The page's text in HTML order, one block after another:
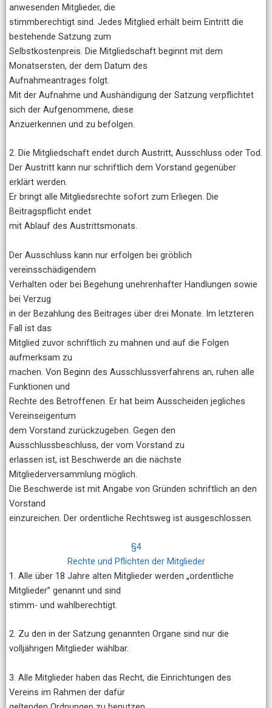
anwesenden Mitglieder, die
stimmberechtigt sind. Jedes Mitglied erhält beim Eintritt die
bestehende Satzung zum
Selbstkostenpreis. Die Mitgliedschaft beginnt mit dem
Monatsersten, der dem Datum des
Aufnahmeantrages folgt.
Mit der Aufnahme und Aushändigung der Satzung verpflichtet
sich der Aufgenommene, diese
Anzuerkennen und zu befolgen.
2. Die Mitgliedschaft endet durch Austritt, Ausschluss oder Tod.
Der Austritt kann nur schriftlich dem Vorstand gegenüber
erklärt werden.
Er bringt alle Mitgliedsrechte sofort zum Erliegen. Die
Beitragspflicht endet
mit Ablauf des Austrittsmonats.
Der Ausschluss kann nur erfolgen bei gröblich
vereinsschädigendem
Verhalten oder bei Begehung unehrenhafter Handlungen sowie
bei Verzug
in der Bezahlung des Beitrages über drei Monate. Im letzteren
Fall ist das
Mitglied zuvor schriftlich zu mahnen und auf die Folgen
aufmerksam zu
machen. Von Beginn des Ausschlussverfahrens an, ruhen alle
Funktionen und
Rechte des Betroffenen. Er hat beim Ausscheiden jegliches
Vereinseigentum
dem Vorstand zurückzugeben. Gegen den
Ausschlussbeschluss, der vom Vorstand zu
erlassen ist, ist Beschwerde an die nächste
Mitgliederversammlung möglich.
Die Beschwerde ist mit Angabe von Gründen schriftlich an den
Vorstand
einzureichen. Der ordentliche Rechtsweg ist ausgeschlossen.
§4
Rechte und Pflichten der Mitglieder
1. Alle über 18 Jahre alten Mitglieder werden „ordentliche
Mitglieder” genannt und sind
stimm- und wahlberechtigt.
2. Zu den in der Satzung genannten Organe sind nur die
volljährigen Mitglieder wählbar.
3. Alle Mitglieder haben das Recht, die Einrichtungen des
Vereins im Rahmen der dafür